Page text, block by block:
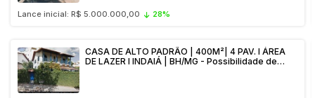
Combustível
Apartamento
Apartamentos
Casa
Bairro Comitente
Judiciais Extrajudiciais
Faixa de valor
Lance inicial: R$ 5.000.000,00 28%
CASA DE ALTO PADRÃO | 400M²| 4 PAV. I ÁREA
DE LAZER I INDAIÁ | BH/MG - Possibilidade de